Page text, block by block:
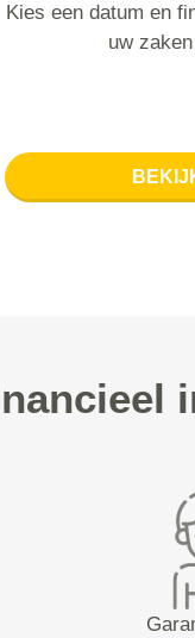
Kies een datum en
uw